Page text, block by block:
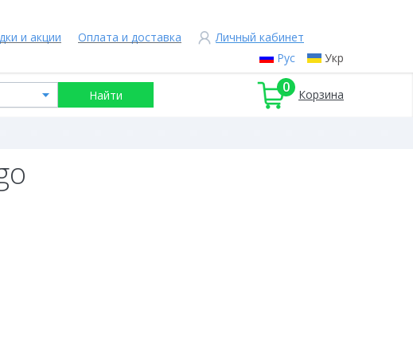
Рус Укр
и акции Оплата и доставка Личный кабинет
0 Корзина